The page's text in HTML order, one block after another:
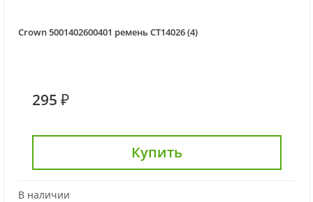
Crown 5001402600401 ремень CT14026 (4)
295 ₽
Купить
В наличии